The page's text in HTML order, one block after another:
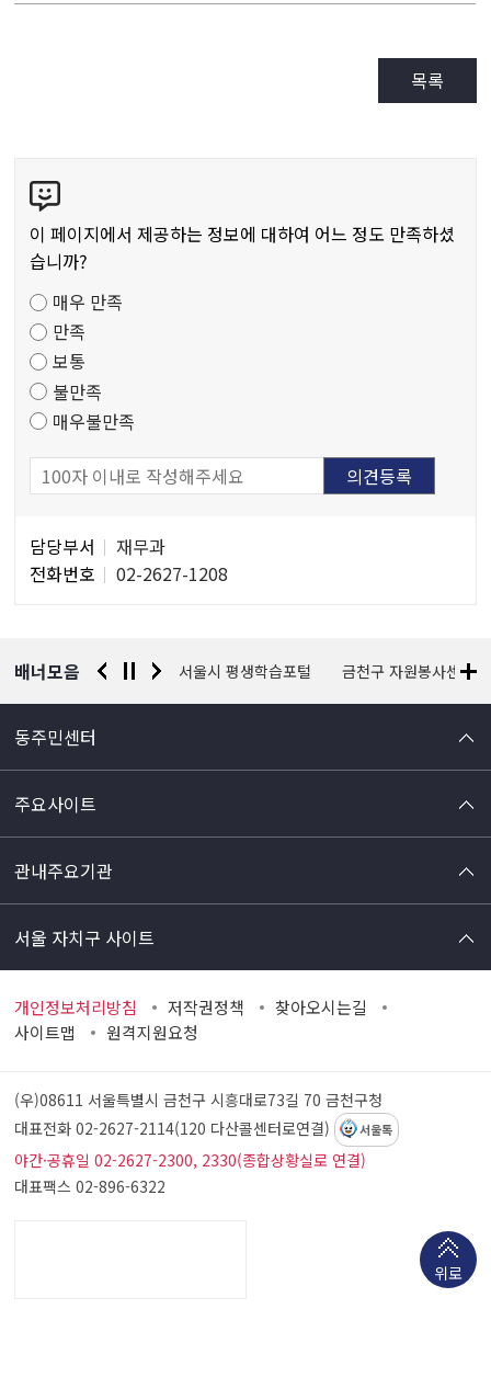
목록
텐
츠
만
도
조
사
이 페이지에서 제공하는 정보에 대하여 어느 정도 만족하셨
습니까?
매우 만족
만족
보통
불만족
매우불만족
당
자
담당부서
재무과
전화번호
02-2627-1208
배너모음
찰청 유실물 통합포털 서울시 평생학습포털 금천구 자원봉사센터
동주민센터
주요사이트
관내주요기관
서울 자치구 사이트
개인정보처리방침 저작권정책
찾아오시는길
사이트맵
원격지원요청
위로
(우)08611 서울특별시 금천구 시흥대로73길 70금천구청
대표전화 02-2627-2114(120 다산콜센터로연결)
서울톡
야간·공휴일 02-2627-2300, 2330(종합상황실로 연결)
대표팩스 02-896-6322